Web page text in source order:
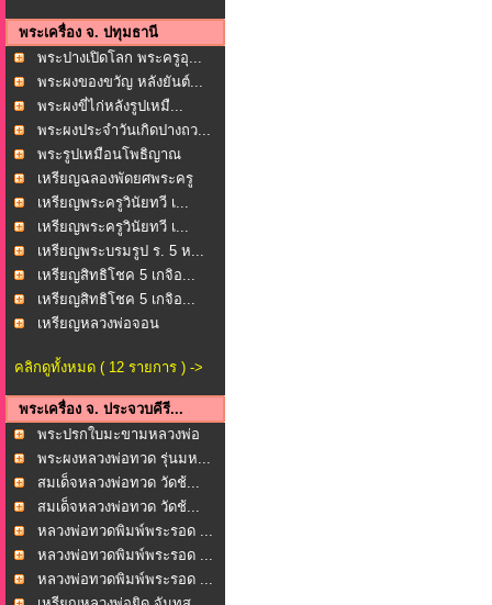
พระเครื่อง จ. ปทุมธานี
พระปางเปิดโลก พระครูอุ...
พระผงของขวัญ หลังยันต์...
พระผงขี่ไก่หลังรูปเหมื...
พระผงประจำวันเกิดปางถว...
พระรูปเหมือนโพธิญาณ
หล... เหรียญฉลองพัดยศพระครู
ช...
เหรียญพระครูวินัยทวี เ...
เหรียญพระครูวินัยทวี เ...
เหรียญพระบรมรูป ร. 5 ห...
เหรียญสิทธิโชค 5 เกจิอ...
เหรียญสิทธิโชค 5 เกจิอ...
เหรียญหลวงพ่อจอน
คลิกดูทั้งหมด ( 12 รายการ ) ->
พระเครื่อง จ. ประจวบคีรี...
พระปรกใบมะขามหลวงพ่อ
ยิ...
พระผงหลวงพ่อทวด รุ่นมห...
สมเด็จหลวงพ่อทวด วัดช้...
สมเด็จหลวงพ่อทวด วัดช้...
หลวงพ่อทวดพิมพ์พระรอด ...
หลวงพ่อทวดพิมพ์พระรอด ...
หลวงพ่อทวดพิมพ์พระรอด ...